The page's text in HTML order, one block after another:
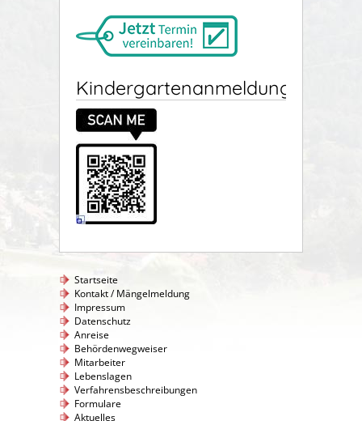
Kindergartenanmeldung
Startseite
Kontakt / Mängelmeldung
Impressum
Datenschutz
Anreise
Behördenwegweiser
Mitarbeiter
Lebenslagen
Verfahrensbeschreibungen
Formulare
Aktuelles